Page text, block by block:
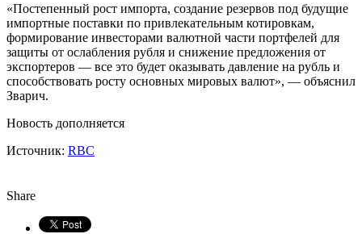
«Постепенный рост импорта, создание резервов под будущие
импортные поставки по привлекательным котировкам,
формирование инвесторами валютной части портфелей для
защиты от ослабления рубля и снижение предложения от
экспортеров — все это будет оказывать давление на рубль и
способствовать росту основных мировых валют», — объяснил
Зварич.
Новость дополняется
Источник: RBC
Share